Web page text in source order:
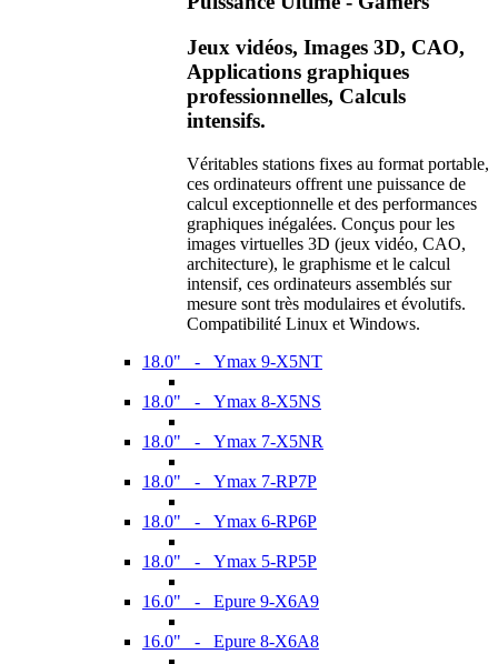
Jeux vidéos, Images 3D, CAO,
Applications graphiques
professionnelles, Calculs
intensifs.
Véritables stations fixes au format portable,
ces ordinateurs offrent une puissance de
calcul exceptionnelle et des performances
graphiques inégalées. Conçus pour les
images virtuelles 3D (jeux vidéo, CAO,
architecture), le graphisme et le calcul
intensif, ces ordinateurs assemblés sur
mesure sont très modulaires et évolutifs.
Compatibilité Linux et Windows.
18.0" - Ymax 9-X5NT
18.0" - Ymax 8-X5NS
18.0" - Ymax 7-X5NR
18.0" - Ymax 7-RP7P
18.0" - Ymax 6-RP6P
18.0" - Ymax 5-RP5P
16.0" - Epure 9-X6A9
16.0" - Epure 8-X6A8